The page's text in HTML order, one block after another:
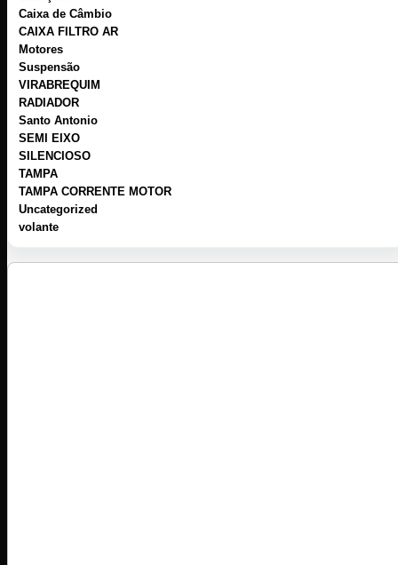
Caixa de Câmbio
CAIXA FILTRO AR
Motores
Suspensão
VIRABREQUIM
RADIADOR
Santo Antonio
SEMI EIXO
SILENCIOSO
TAMPA
TAMPA CORRENTE MOTOR
Uncategorized
volante